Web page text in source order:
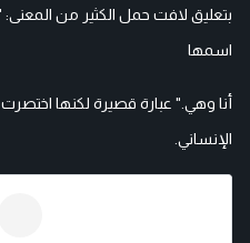
بتعليق لافت حمل الكثير من المعنى:
اسمها
أنا وهي." عبارة قصيرة لكنها
الإنساني.